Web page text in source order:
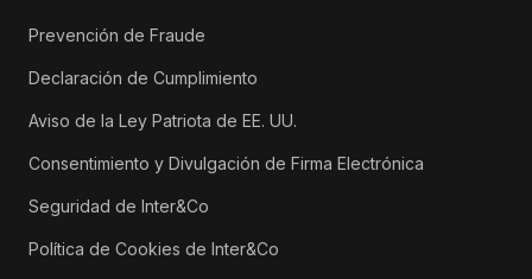
Prevención de Fraude
Declaración de Cumplimiento
Aviso de la Ley Patriota de EE. UU.
Consentimiento y Divulgación de Firma Electrónica
Seguridad de Inter&Co
Política de Cookies de Inter&Co